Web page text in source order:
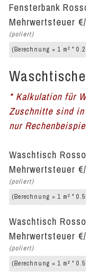
Fensterbank
Mehrwertsteuer
(poliert)
(Berechnung = 1 m 2 * 0.2
* Kalkulation für
Zuschnitte sind
nur
Waschtisch
Mehrwertsteuer
(poliert)
(Berechnung = 1 m 2 *
Waschtisch
Mehrwertsteuer
(poliert)
(Berechnung = 1 m 2 *